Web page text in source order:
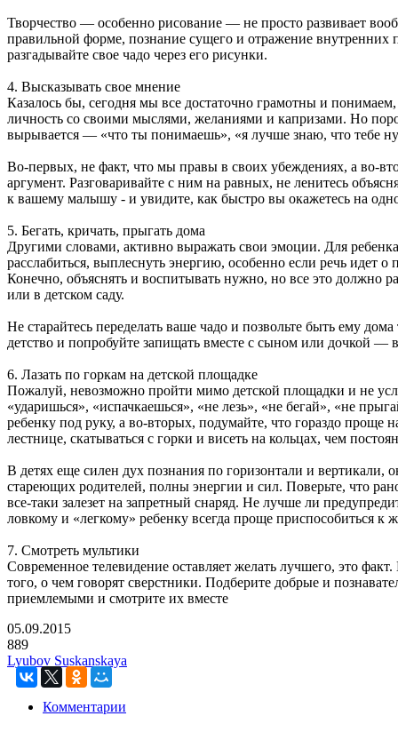
Творчество — особенно рисование — не просто развивает
правильной форме, познание сущего и отражение
разгадывайте свое чадо через его рисунки.
4. Высказывать свое мнение
Казалось бы, сегодня мы все достаточно грамотны и
личность со своими мыслями, желаниями и капризами. Но
вырывается — «что ты понимаешь», «я лучше знаю, что тебе
Во-первых, не факт, что мы правы в своих убеждениях, а во-
аргумент. Разговаривайте с ним на равных, не ленитесь
к вашему малышу - и увидите, как быстро вы окажетесь на
5. Бегать, кричать, прыгать дома
Другими словами, активно выражать свои эмоции. Для ребенка
расслабиться, выплеснуть энергию, особенно если речь идет
Конечно, объяснять и воспитывать нужно, но все это должно
или в детском саду.
Не старайтесь переделать ваше чадо и позвольте быть ему
детство и попробуйте запищать вместе с сыном или дочкой —
6. Лазать по горкам на детской площадке
Пожалуй, невозможно пройти мимо детской площадки и не
«ударишься», «испачкаешься», «не лезь», «не бегай», «не
ребенку под руку, а во-вторых, подумайте, что гораздо проще
лестнице, скатываться с горки и висеть на кольцах, чем
В детях еще силен дух познания по горизонтали и вертикали,
стареющих родителей, полны энергии и сил. Поверьте, что
все-таки залезет на запретный снаряд. Не лучше ли
ловкому и «легкому» ребенку всегда проще приспособиться к
7. Смотреть мультики
Современное телевидение оставляет желать лучшего, это
того, о чем говорят сверстники. Подберите добрые и
приемлемыми и смотрите их вместе
05.09.2015
889
Lyubov Suskanskaya
Комментарии